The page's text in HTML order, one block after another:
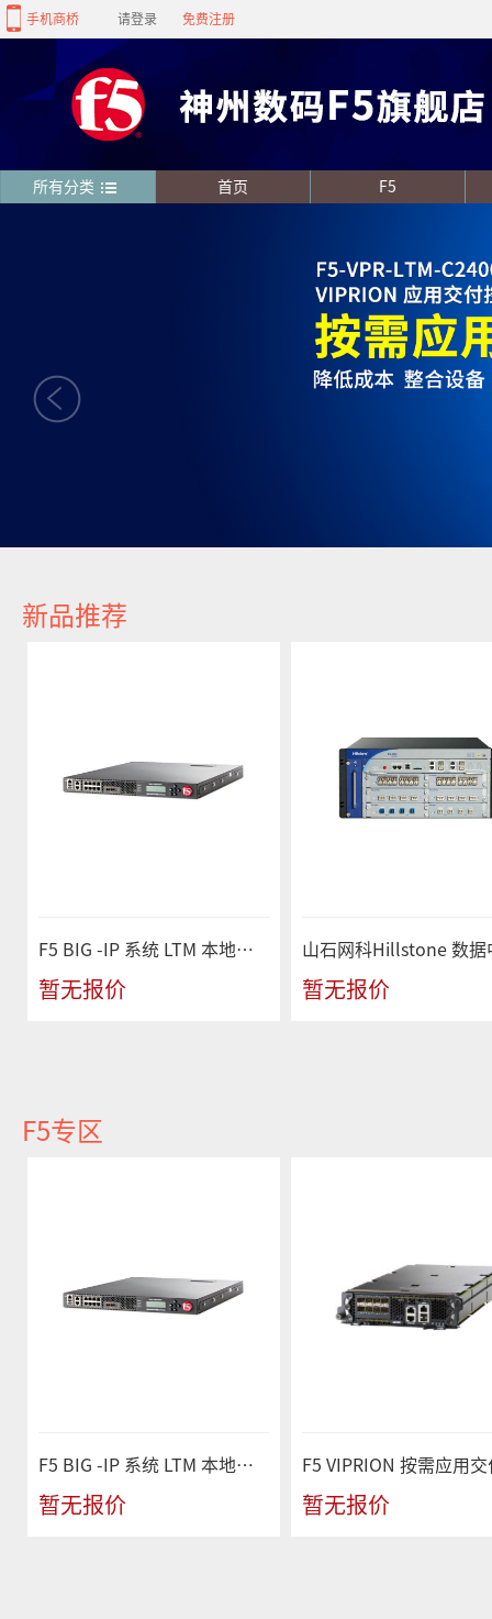
手机商桥 请登录 免费注册
所有分类 首页 F5
新品推荐
F5 BIG -IP 系统 LTM 本地流量管理器 F5-BIG-LTM-4000S
暂无报价 暂无报价
F5专区
F5 BIG -IP 系统 LTM 本地流量管理器 F5-BIG-LTM-2000S
暂无报价 暂无报价